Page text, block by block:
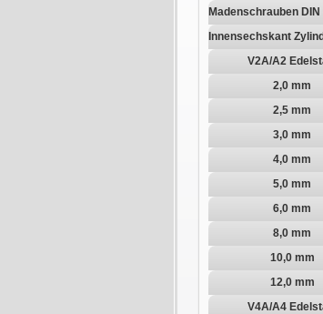
Madenschrauben
Innensechskant
V2A/A2
2,0 mm
2,5 mm
3,0 mm
4,0 mm
5,0 mm
6,0 mm
8,0 mm
10,0 mm
12,0 mm
V4A/A4